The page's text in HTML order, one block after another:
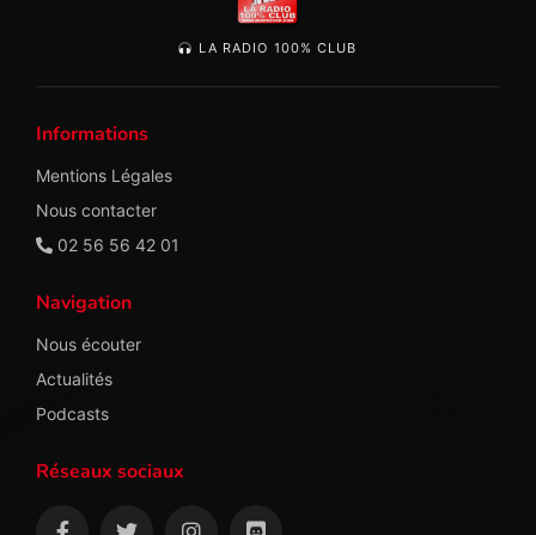
LA RADIO 100% CLUB
Informations
Mentions Légales
Nous contacter
02 56 56 42 01
Navigation
Nous écouter
Actualités
Podcasts
Réseaux sociaux